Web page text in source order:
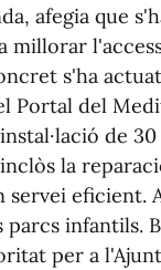
afegia que
millorar
s'ha
Portal del
de
la
eficient.
infantils.
per a